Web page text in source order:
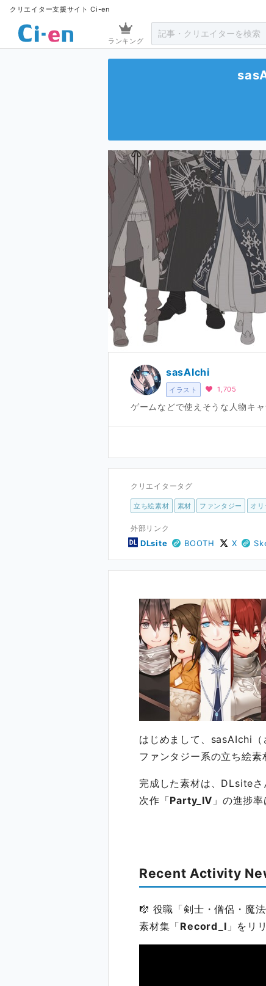
クリエイター支援サイト Ci-en
ランキング
イラスト
sasAIchi
1,705
ゲームなどで使えそうな人物キ
クリエイタータグ
立ち絵素材 素材 ファンタジー オ
外部リンク
DLsite BOOTH X
はじめまして、sasAIchi（
ファンタジー系の立ち絵素
完成した素材は、DLsiteさ
次作「Party_Ⅳ 」の進捗率
Recent Activity
🎼 役職「剣士・僧侶・魔
素材集「Record_Ⅰ 」をリ